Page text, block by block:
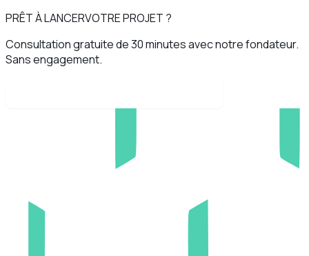
PRÊT À LANCERVOTRE PROJET ?
Consultation gratuite de 30 minutes avec notre fondateur.
Sans engagement.